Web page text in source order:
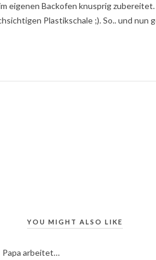
eigenen Backofen knusprig
Plastikschale ;). So.. und
YOU MIGHT ALSO LIKE
Papa arbeitet…